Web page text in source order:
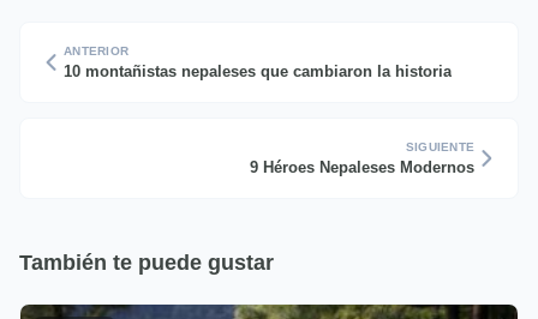
ANTERIOR
10 montañistas nepaleses que cambiaron la historia
SIGUIENTE
9 Héroes Nepaleses Modernos
También te puede gustar